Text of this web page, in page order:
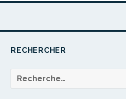
RECHERCHER
Recherche